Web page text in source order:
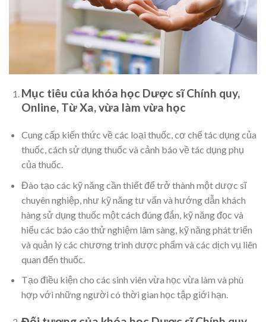
Mục tiêu của khóa học Dược sĩ Chính quy,
Online, Từ Xa, vừa làm vừa học
Cung cấp kiến thức về các loại thuốc, cơ chế tác dụng của
thuốc, cách sử dụng thuốc và cảnh báo về tác dụng phụ
của thuốc.
Đào tạo các kỹ năng cần thiết để trở thành một dược sĩ
chuyên nghiệp, như kỹ năng tư vấn và hướng dẫn khách
hàng sử dụng thuốc một cách đúng đắn, kỹ năng đọc và
hiểu các báo cáo thử nghiệm lâm sàng, kỹ năng phát triển
và quản lý các chương trình dược phẩm và các dịch vụ liên
quan đến thuốc.
Tạo điều kiện cho các sinh viên vừa học vừa làm và phù
hợp với những người có thời gian học tập giới hạn.